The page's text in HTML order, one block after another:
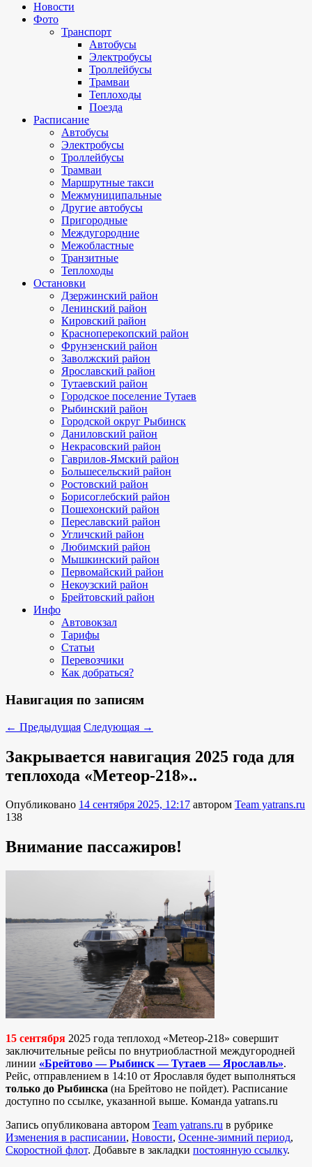
Новости
Фото
Транспорт
Автобусы
Электробусы
Троллейбусы
Трамваи
Теплоходы
Поезда
Расписание
Автобусы
Электробусы
Троллейбусы
Трамваи
Маршрутные такси
Межмуниципальные
Другие автобусы
Пригородные
Междугородние
Межобластные
Транзитные
Теплоходы
Остановки
Дзержинский район
Ленинский район
Кировский район
Красноперекопский район
Фрунзенский район
Заволжский район
Ярославский район
Тутаевский район
Городское поселение Тутаев
Рыбинский район
Городской округ Рыбинск
Даниловский район
Некрасовский район
Гаврилов-Ямский район
Большесельский район
Ростовский район
Борисоглебский район
Пошехонский район
Переславский район
Угличский район
Любимский район
Мышкинский район
Первомайский район
Некоузский район
Брейтовский район
Инфо
Автовокзал
Тарифы
Статьи
Перевозчики
Как добраться?
Навигация по записям
← Предыдущая Следующая →
Закрывается навигация 2025 года для
теплохода «Метеор-218»..
Опубликовано 14 сентября 2025, 12:17 автором Team yatrans.ru
138
Внимание пассажиров!
15 сентября 2025 года теплоход «Метеор-218» совершит
заключительные рейсы по внутриобластной междугородней
линии «Брейтово — Рыбинск — Тутаев — Ярославль».
Рейс, отправлением в 14:10 от Ярославля будет выполняться
только до Рыбинска (на Брейтово не пойдет). Расписание
доступно по ссылке, указанной выше. Команда yatrans.ru
Запись опубликована автором Team yatrans.ru в рубрике
Изменения в расписании, Новости, Осенне-зимний период,
Скоростной флот. Добавьте в закладки постоянную ссылку.